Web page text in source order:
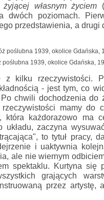
własnym życiem
dwóch poziomach.
przedstawienia, a drugi
poślubna 1939, okolice Gdańska,
z kilku rzeczywistości.
- jest tym, co
chwili dochodzenia do
mamy do
która każdorazowo ma
układu, zaczyna
to tytuł pracy,
i uaktywnia
ale nie wiernym
spektaklu. Kurtyna się
grających
przez artystę,